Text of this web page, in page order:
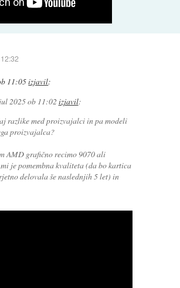
11:05izjavil:
2025 ob 11:02 izjavil:
razlike med proizvajalci in pa modeli
proizvajalca?
AMD grafično recimo 9070 ali
je pomembna kvaliteta (da bo kartica
delovala še naslednjih 5 let) in